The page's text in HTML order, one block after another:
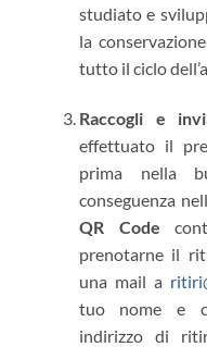
studiato e
la
tutto il ciclo
Raccogli e
effettuato il
prima nella
conseguenza
QR Code
prenotarne il
una mail a
tuo nome e
indirizzo di